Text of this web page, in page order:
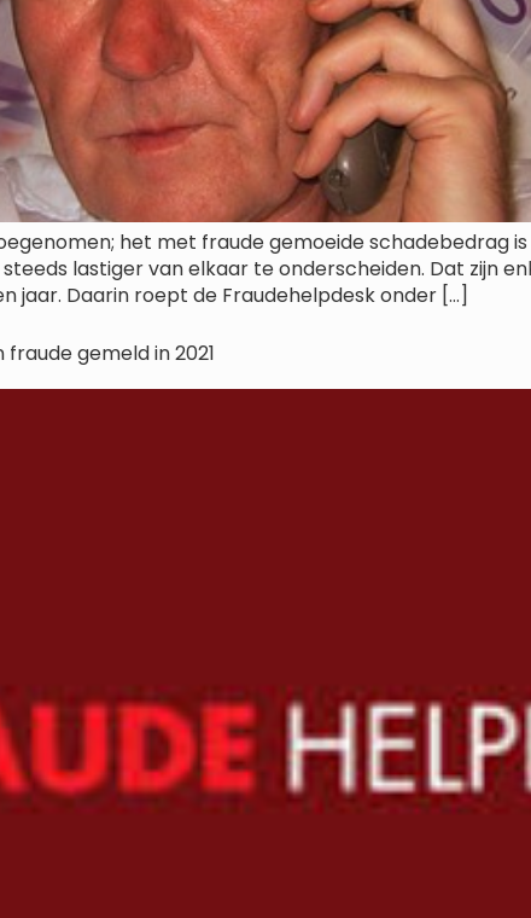
het met fraude gemoeide schadebedrag
lastiger van elkaar te onderscheiden. Dat zijn
jaar. Daarin roept de Fraudehelpdesk onder […]
gemeld in 2021